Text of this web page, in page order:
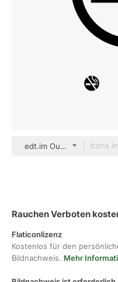
edt.im Outline
Rauchen Verboten
Flaticonlizenz
Kostenlos für den
Bildnachweis. Mehr